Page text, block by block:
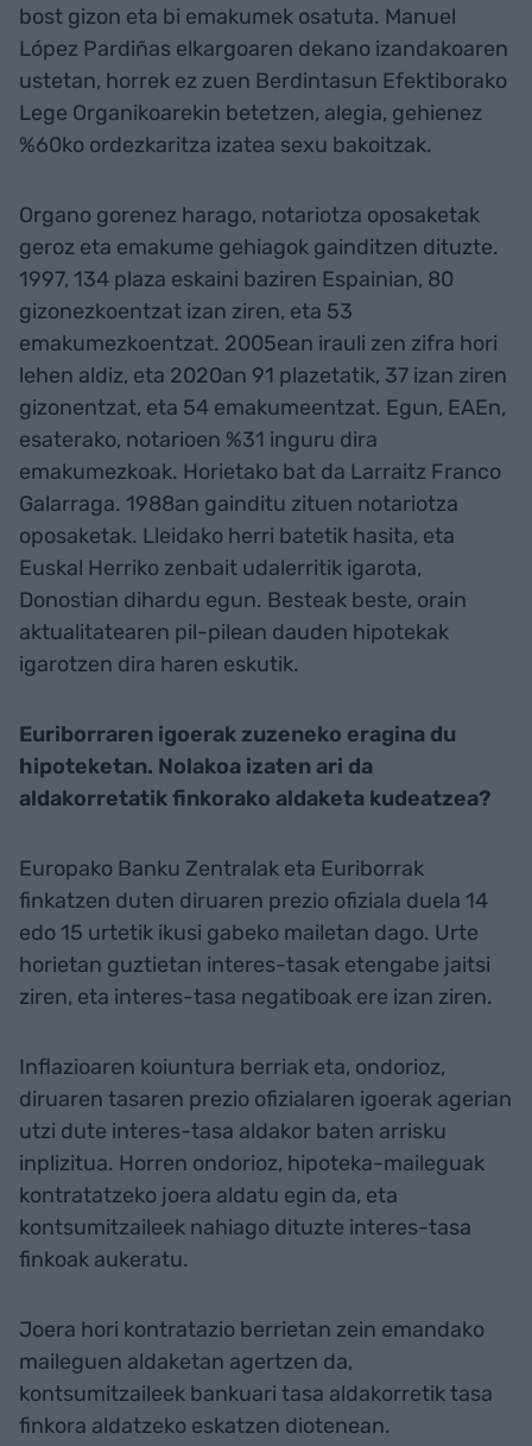
bost gizon eta bi emakumek osatuta. Manuel
López Pardiñas elkargoaren dekano izandakoaren
ustetan, horrek ez zuen Berdintasun Efektiborako
Lege Organikoarekin betetzen, alegia, gehienez
%60ko ordezkaritza izatea sexu bakoitzak.
Organo gorenez harago, notariotza oposaketak
geroz eta emakume gehiagok gainditzen dituzte.
1997, 134 plaza eskaini baziren Espainian, 80
gizonezkoentzat izan ziren, eta 53
emakumezkoentzat. 2005ean irauli zen zifra hori
lehen aldiz, eta 2020an 91 plazetatik, 37 izan ziren
gizonentzat, eta 54 emakumeentzat. Egun, EAEn,
esaterako, notarioen %31 inguru dira
emakumezkoak. Horietako bat da Larraitz Franco
Galarraga. 1988an gainditu zituen notariotza
oposaketak. Lleidako herri batetik hasita, eta
Euskal Herriko zenbait udalerritik igarota,
Donostian dihardu egun. Besteak beste, orain
aktualitatearen pil-pilean dauden hipotekak
igarotzen dira haren eskutik.
Euriborraren igoerak zuzeneko eragina du
hipoteketan. Nolakoa izaten ari da
aldakorretatik finkorako aldaketa kudeatzea?
Europako Banku Zentralak eta Euriborrak
finkatzen duten diruaren prezio ofiziala duela 14
edo 15 urtetik ikusi gabeko mailetan dago. Urte
horietan guztietan interes-tasak etengabe jaitsi
ziren, eta interes-tasa negatiboak ere izan ziren.
Inflazioaren koiuntura berriak eta, ondorioz,
diruaren tasaren prezio ofizialaren igoerak agerian
utzi dute interes-tasa aldakor baten arrisku
inplizitua. Horren ondorioz, hipoteka-maileguak
kontratatzeko joera aldatu egin da, eta
kontsumitzaileek nahiago dituzte interes-tasa
finkoak aukeratu.
Joera hori kontratazio berrietan zein emandako
maileguen aldaketan agertzen da,
kontsumitzaileek bankuari tasa aldakorretik tasa
finkora aldatzeko eskatzen diotenean.